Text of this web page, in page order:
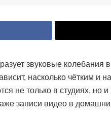
звуковые колебания
насколько чётким
не только в студиях, но
записи видео в